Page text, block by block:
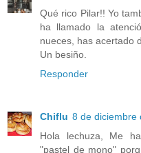
Qué rico Pilar!! Yo
ha llamado la
nueces, has acertado
Un besiño.
Responder
Chiflu 8 de diciembre
Hola lechuza, Me
"pastel de mono"